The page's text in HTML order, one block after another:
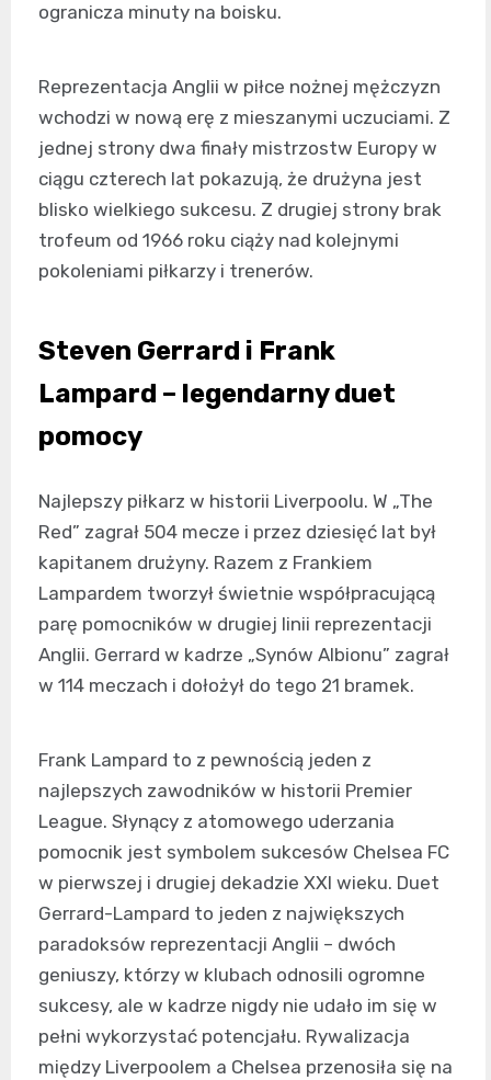
ogranicza minuty na boisku.
Reprezentacja Anglii w piłce nożnej mężczyzn
wchodzi w nową erę z mieszanymi uczuciami. Z
jednej strony dwa finały mistrzostw Europy w
ciągu czterech lat pokazują, że drużyna jest
blisko wielkiego sukcesu. Z drugiej strony brak
trofeum od 1966 roku ciąży nad kolejnymi
pokoleniami piłkarzy i trenerów.
Steven Gerrard i Frank
Lampard – legendarny duet
pomocy
Najlepszy piłkarz w historii Liverpoolu. W „The
Red” zagrał 504 mecze i przez dziesięć lat był
kapitanem drużyny. Razem z Frankiem
Lampardem tworzył świetnie współpracującą
parę pomocników w drugiej linii reprezentacji
Anglii. Gerrard w kadrze „Synów Albionu” zagrał
w 114 meczach i dołożył do tego 21 bramek.
Frank Lampard to z pewnością jeden z
najlepszych zawodników w historii Premier
League. Słynący z atomowego uderzania
pomocnik jest symbolem sukcesów Chelsea FC
w pierwszej i drugiej dekadzie XXI wieku. Duet
Gerrard-Lampard to jeden z największych
paradoksów reprezentacji Anglii – dwóch
geniuszy, którzy w klubach odnosili ogromne
sukcesy, ale w kadrze nigdy nie udało im się w
pełni wykorzystać potencjału. Rywalizacja
między Liverpoolem a Chelsea przenosiła się na